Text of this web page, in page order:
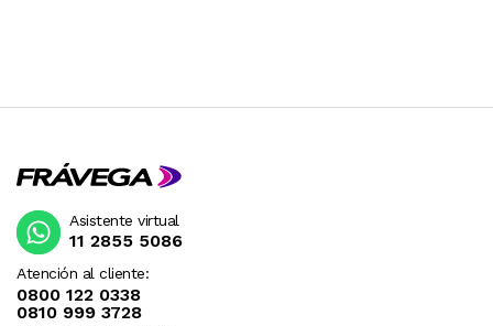
Atención al cliente:
0800 122 0338
0810 999 3728
Asistente virtual
11 2855 5086